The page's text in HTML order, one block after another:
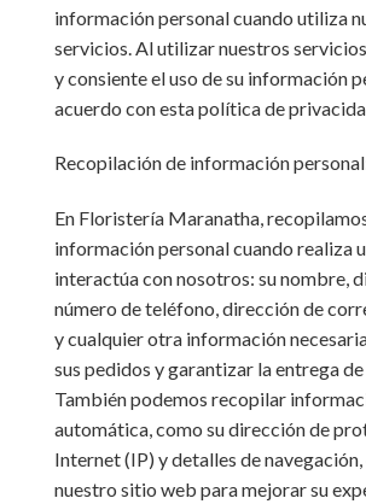
información personal cuando utiliza
servicios. Al utilizar nuestros
y consiente el uso de su información
acuerdo con esta política de
Recopilación de información
En Floristería Maranatha,
información personal cuando realiza
interactúa con nosotros: su nombre,
número de teléfono, dirección de
y cualquier otra información
sus pedidos y garantizar la entrega
También podemos recopilar
automática, como su dirección de
Internet (IP) y detalles de
nuestro sitio web para mejorar su